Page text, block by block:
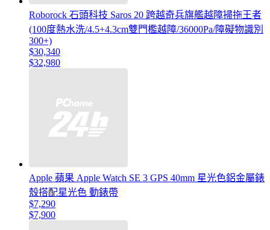
Roborock 石頭科技 Saros 20 跨越奇兵旗艦越障掃拖王者
(100度熱水洗/4.5+4.3cm雙門檻越障/36000Pa/障礙物識別
300+)
$30,340
$32,980
Apple 蘋果 Apple Watch SE 3 GPS 40mm 星光色鋁金屬錶
殼搭配星光色 動錶帶
$7,290
$7,900